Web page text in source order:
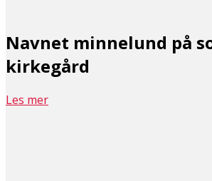
Navnet minnelund på
kirkegård
Les mer